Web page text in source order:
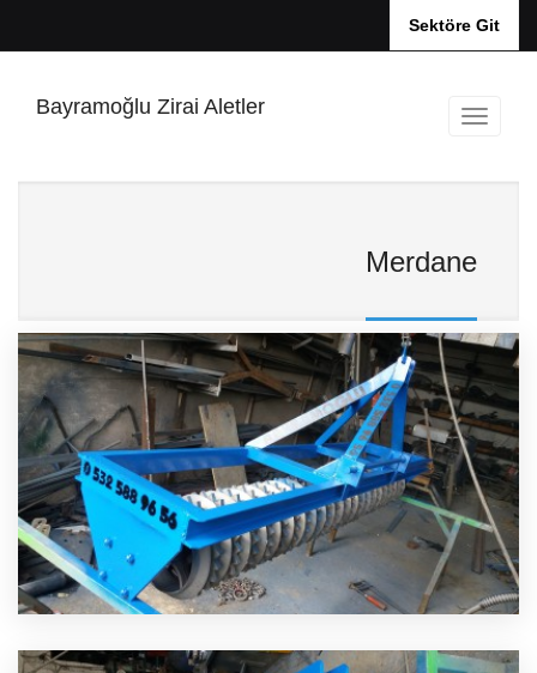
Sektöre Git
Bayramoğlu Zirai Aletler
Merdane